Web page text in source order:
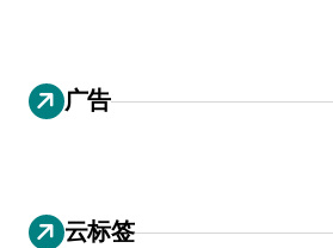
广告
云标签